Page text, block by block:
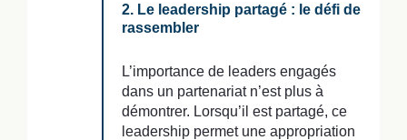
2. Le leadership partagé : le défi de
rassembler
L’importance de leaders engagés
dans un partenariat n’est plus à
démontrer. Lorsqu’il est partagé, ce
leadership permet une appropriation